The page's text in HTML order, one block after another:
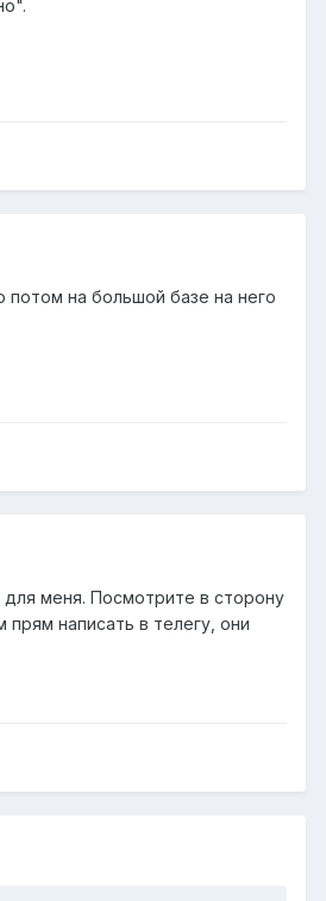
потом на большой базе на него
меня. Посмотрите в сторону
написать в телегу, они